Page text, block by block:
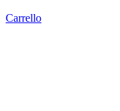
Carrello